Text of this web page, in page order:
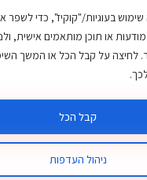
בעוגיות/"קוקיז", כדי לשפר
או תוכן מותאמים אישית,
לחיצה על קבל הכל או המשך
ניהול העדפות
קבל הכל
לענת אלישע | עיצוב ובניית